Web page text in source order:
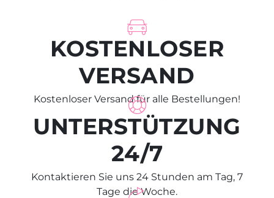
KOSTENLOSER
VERSAND
Kostenloser Versand für alle Bestellungen!
UNTERSTÜTZUNG
24/7
Kontaktieren Sie uns 24 Stunden am Tag, 7
Tage die Woche.